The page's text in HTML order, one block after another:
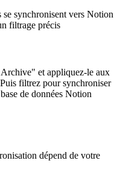
se synchronisent vers Notion
filtrage précis
et appliquez-le aux
filtrez pour synchroniser
de données Notion
dépend de votre